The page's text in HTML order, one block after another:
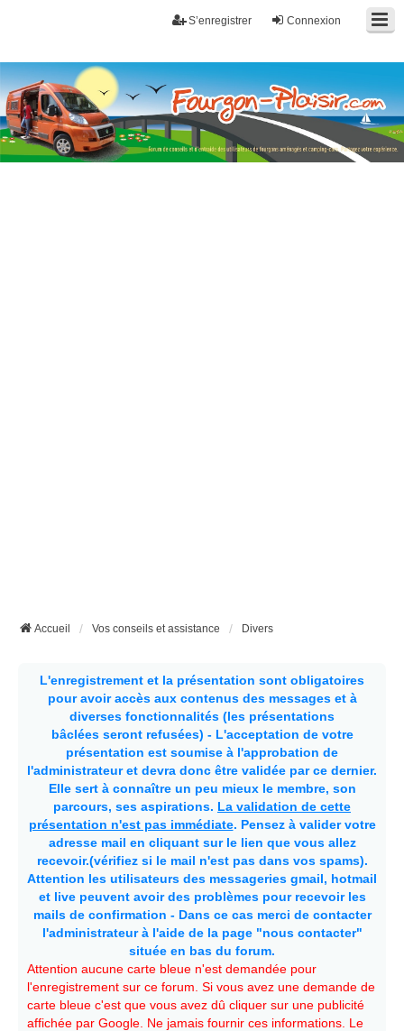
Connexion
S’enregistrer
Fourgon-plaisir.com
Forum de conseils et d'entraide des utilisateurs de fourgons, fourgons
aménagés, vans et de camping-car. Partagez votre expérience.
Accueil Vos conseils et assistance Divers
L'enregistrement et la présentation sont obligatoires
pour avoir accès aux contenus des messages et à
diverses fonctionnalités (les présentations
bâclées seront refusées) - L'acceptation de votre
présentation est soumise à l'approbation de
l'administrateur et devra donc être validée par ce dernier.
Elle sert à connaître un peu mieux le membre, son
parcours, ses aspirations. La validation de cette
présentation n'est pas immédiate. Pensez à valider votre
adresse mail en cliquant sur le lien que vous allez
recevoir.(vérifiez si le mail n'est pas dans vos spams).
Attention les utilisateurs des messageries gmail, hotmail
et live peuvent avoir des problèmes pour recevoir les
mails de confirmation - Dans ce cas merci de contacter
l'administrateur à l'aide de la page "nous contacter"
située en bas du forum.
Attention aucune carte bleue n'est demandée pour
l'enregistrement sur ce forum. Si vous avez une demande de
carte bleue c'est que vous avez dû cliquer sur une publicité
affichée par Google. Ne jamais fournir ces informations. Le